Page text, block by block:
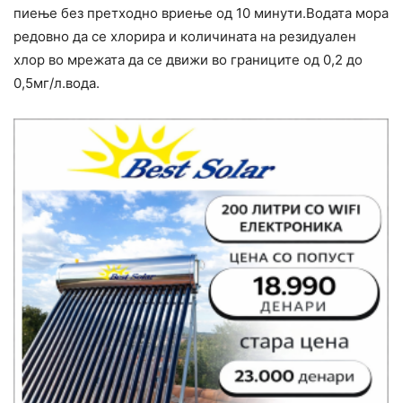
пиење без претходно вриење од 10 минути.Водата мора
редовно да се хлорира и количината на резидуален
хлор во мрежата да се движи во границите од 0,2 до
0,5мг/л.вода.